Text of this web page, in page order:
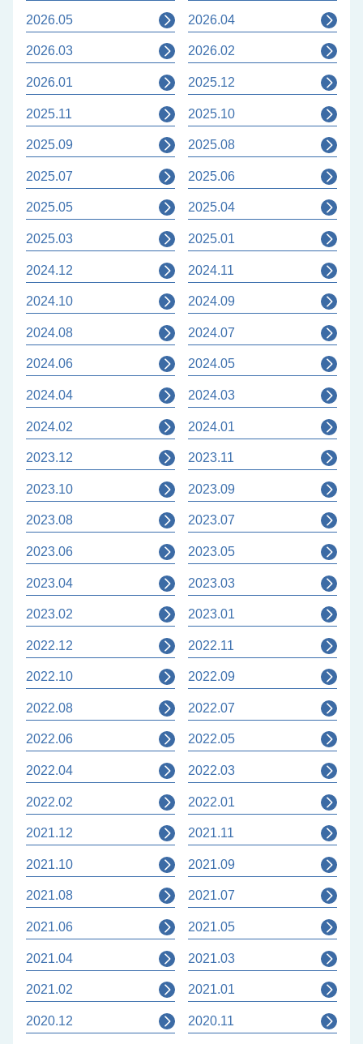
2026.05 2026.04
2026.03 2026.02
2026.01 2025.12
2025.11 2025.10
2025.09 2025.08
2025.07 2025.06
2025.05 2025.04
2025.03 2025.01
2024.12 2024.11
2024.10 2024.09
2024.08 2024.07
2024.06 2024.05
2024.04 2024.03
2024.02 2024.01
2023.12 2023.11
2023.10 2023.09
2023.08 2023.07
2023.06 2023.05
2023.04 2023.03
2023.02 2023.01
2022.12 2022.11
2022.10 2022.09
2022.08 2022.07
2022.06 2022.05
2022.04 2022.03
2022.02 2022.01
2021.12 2021.11
2021.10 2021.09
2021.08 2021.07
2021.06 2021.05
2021.04 2021.03
2021.02 2021.01
2020.12 2020.11